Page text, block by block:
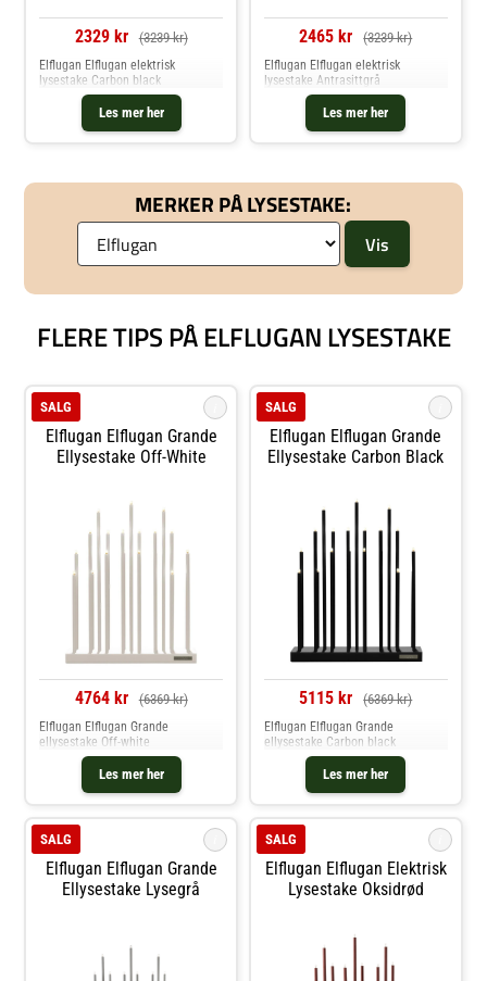
2329 kr (3239 kr)
Les mer her
Elflugan Elflugan elektrisk
lysestake Carbon black
2465 kr (3239 kr)
Les mer her
Elflugan Elflugan elektrisk
lysestake Antrasittgrå
MERKER PÅ LYSESTAKE:
FLERE TIPS PÅ ELFLUGAN LYSESTAKE
Elflugan Elflugan Grande
Ellysestake Off-White
SALG
4764 kr (6369 kr)
Les mer her
Elflugan Elflugan Grande
ellysestake Off-white
Elflugan Elflugan Grande
Ellysestake Carbon Black
SALG
5115 kr (6369 kr)
Les mer her
Elflugan Elflugan Grande
ellysestake Carbon black
Elflugan Elflugan Grande
Ellysestake Lysegrå
SALG
Elflugan Elflugan Elektrisk
Lysestake Oksidrød
SALG